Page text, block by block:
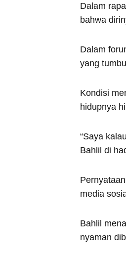
Dalam
bahwa
Dalam
yang
Kondisi
hidupnya
“Saya
Bahlil di
media
Bahlil
nyaman